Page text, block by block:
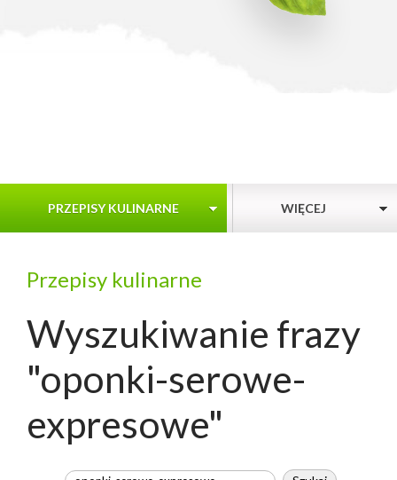
PRZEPISY KULINARNE WIĘCEJ
Przepisy kulinarne
Wyszukiwanie frazy
"oponki-serowe-
expresowe"